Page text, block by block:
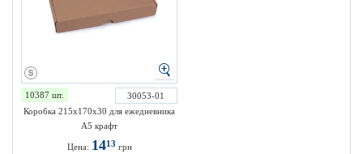
10387 шт.
30053-01
Коробка 215х170х30 для ежедневника
А5 крафт
Цена: 1413 грн